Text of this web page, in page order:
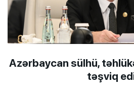
Azərbaycan sülhü,
təşviq